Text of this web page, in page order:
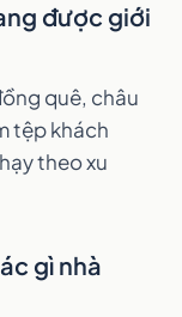
được giới
quê, châu
tệp khách
theo xu
gì nhà